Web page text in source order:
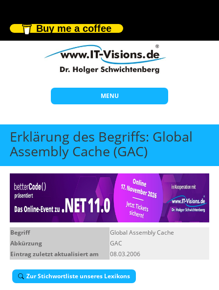
Buy me a coffee
MENU
Start
Themen
Beratung
Individuelle Schulungen
Offene Seminare
Wissen
Erklärung des Begriffs: Global
Assembly Cache (GAC)
Begriff
Global Assembly Cache
Abkürzung
GAC
Eintrag zuletzt aktualisiert am
08.03.2006
Zur Stichwortliste unseres Lexikons